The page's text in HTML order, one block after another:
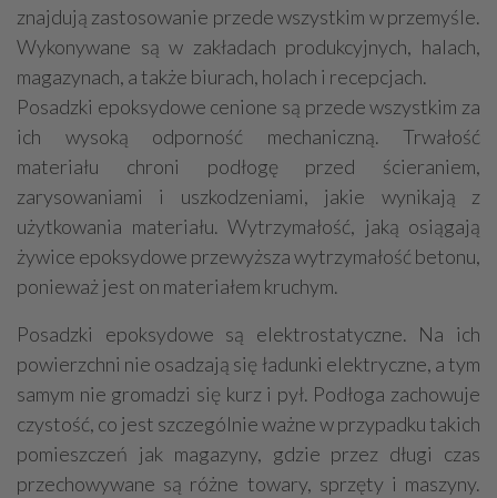
znajdują zastosowanie przede wszystkim w przemyśle.
Wykonywane są w zakładach produkcyjnych, halach,
magazynach, a także biurach, holach i recepcjach.
Posadzki epoksydowe cenione są przede wszystkim za
ich wysoką odporność mechaniczną. Trwałość
materiału chroni podłogę przed ścieraniem,
zarysowaniami i uszkodzeniami, jakie wynikają z
użytkowania materiału. Wytrzymałość, jaką osiągają
żywice epoksydowe przewyższa wytrzymałość betonu,
ponieważ jest on materiałem kruchym.
Posadzki epoksydowe są elektrostatyczne. Na ich
powierzchni nie osadzają się ładunki elektryczne, a tym
samym nie gromadzi się kurz i pył. Podłoga zachowuje
czystość, co jest szczególnie ważne w przypadku takich
pomieszczeń jak magazyny, gdzie przez długi czas
przechowywane są różne towary, sprzęty i maszyny.